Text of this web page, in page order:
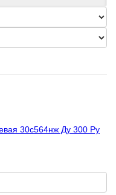
30с564нж Ду 300 Ру